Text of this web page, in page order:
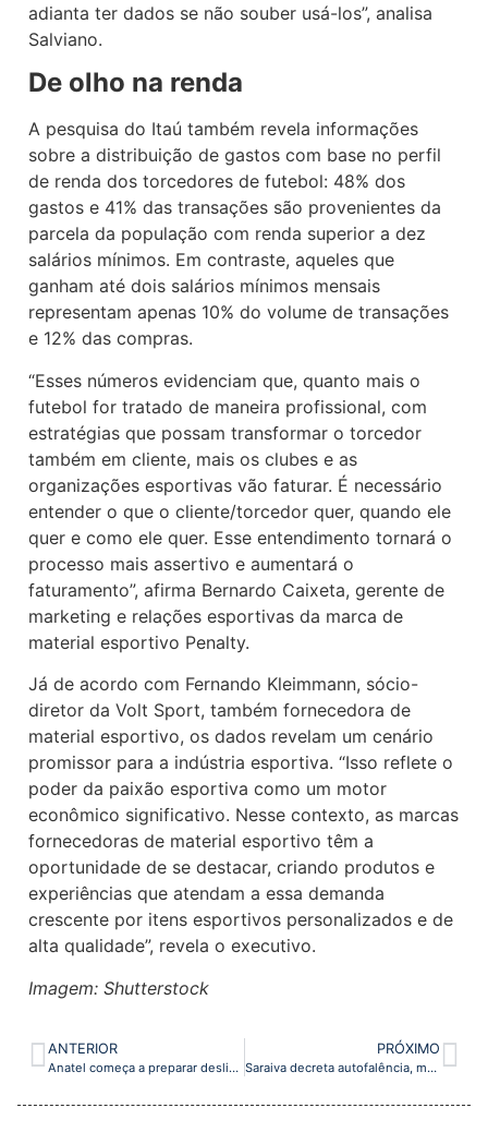
adianta ter dados se não souber usá-los”, analisa
Salviano.
De olho na renda
A pesquisa do Itaú também revela informações
sobre a distribuição de gastos com base no perfil
de renda dos torcedores de futebol: 48% dos
gastos e 41% das transações são provenientes da
parcela da população com renda superior a dez
salários mínimos. Em contraste, aqueles que
ganham até dois salários mínimos mensais
representam apenas 10% do volume de transações
e 12% das compras.
“Esses números evidenciam que, quanto mais o
futebol for tratado de maneira profissional, com
estratégias que possam transformar o torcedor
também em cliente, mais os clubes e as
organizações esportivas vão faturar. É necessário
entender o que o cliente/torcedor quer, quando ele
quer e como ele quer. Esse entendimento tornará o
processo mais assertivo e aumentará o
faturamento”, afirma Bernardo Caixeta, gerente de
marketing e relações esportivas da marca de
material esportivo Penalty.
Já de acordo com Fernando Kleimmann, sócio-
diretor da Volt Sport, também fornecedora de
material esportivo, os dados revelam um cenário
promissor para a indústria esportiva. “Isso reflete o
poder da paixão esportiva como um motor
econômico significativo. Nesse contexto, as marcas
fornecedoras de material esportivo têm a
oportunidade de se destacar, criando produtos e
experiências que atendam a essa demanda
crescente por itens esportivos personalizados e de
alta qualidade”, revela o executivo.
Imagem: Shutterstock
ANTERIOR
Anatel começa a preparar desligamento dos sinais 2G e 3G
PRÓXIMO
Saraiva decreta autofalência, menos de um mês após demitir funcionários e fechar últimas lojas